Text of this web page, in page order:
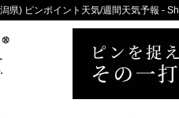
県) ピンポイント天気/週間天気予報 -